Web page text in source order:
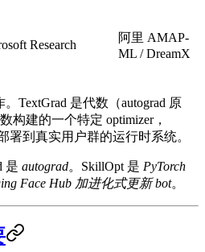
Research
阿里 AMAP-
ML / DreamX
TextGrad 是代数（autograd 原
构建的一个特定 optimizer，
署到真实用户群的运行时系统。
是 autograd。SkillOpt 是 PyTorch
Face Hub 加进化式更新 bot。